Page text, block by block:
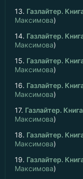
13. Газлайтер.
Максимова)
14. Газлайтер.
Максимова)
15. Газлайтер.
Максимова)
16. Газлайтер.
Максимова)
17. Газлайтер.
Максимова)
18. Газлайтер.
Максимова)
19. Газлайтер.
Максимова)